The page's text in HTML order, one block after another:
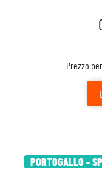
Prezzo
PORTOGALLO -